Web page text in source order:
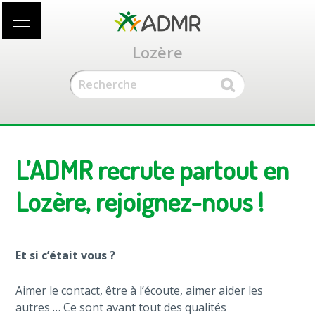
contenu
Lozère
L’ADMR recrute partout en
Lozère, rejoignez-nous !
Et si c’était vous ?
Aimer le contact, être à l’écoute, aimer aider les
autres … Ce sont avant tout des qualités